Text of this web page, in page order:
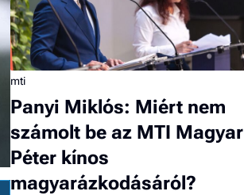
mti
Panyi Miklós: Miért nem
számolt be az MTI Magyar
Péter kínos
magyarázkodásáról?